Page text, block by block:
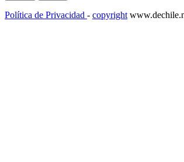
Política de Privacidad - copyright